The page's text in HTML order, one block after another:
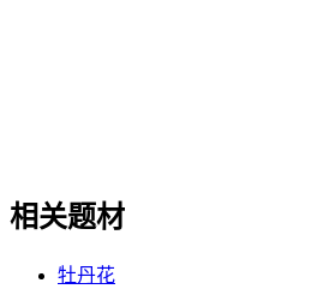
相关题材
牡丹花